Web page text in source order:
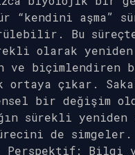
aşma”
Bu
olarak yeniden
ve biçimlendiren
ortaya çıkar.
bir değişim
sürekli yeniden
de simgeler.
Perspektif: Bilgi